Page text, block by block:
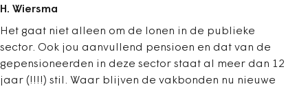
H. Wiersma
Het gaat niet alleen om de lonen in de publieke
sector. Ook jou aanvullend pensioen en dat van de
gepensioneerden in deze sector staat al meer dan 12
jaar (!!!!) stil. Waar blijven de vakbonden nu nieuwe